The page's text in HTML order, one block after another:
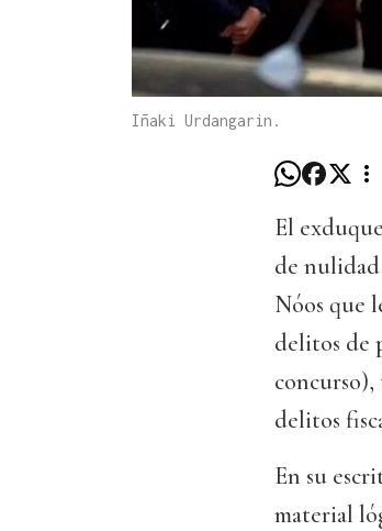
Iñaki Urdangarin.
El
de
Nóos que
delitos de
delitos
En su
material